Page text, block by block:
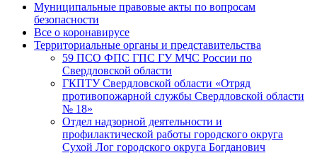
Муниципальные правовые акты по вопросам
безопасности
Все о коронавирусе
Территориальные органы и представительства
59 ПСО ФПС ГПС ГУ МЧС России по
Свердловской области
ГКПТУ Свердловской области «Отряд
противопожарной службы Свердловской области
№ 18»
Отдел надзорной деятельности и
профилактической работы городского округа
Сухой Лог городского округа Богданович